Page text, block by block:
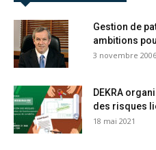
Gestion de
ambitions
3 novembre 2006
DEKRA
des risques
18 mai 2021